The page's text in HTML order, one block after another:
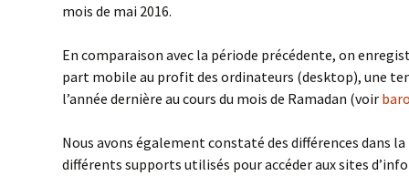
mois de mai 2016.
En comparaison avec la période précédente, on
part mobile au profit des ordinateurs (desktop), une
l’année dernière au cours du mois de Ramadan (voir
Nous avons également constaté des différences dans
différents supports utilisés pour accéder aux sites